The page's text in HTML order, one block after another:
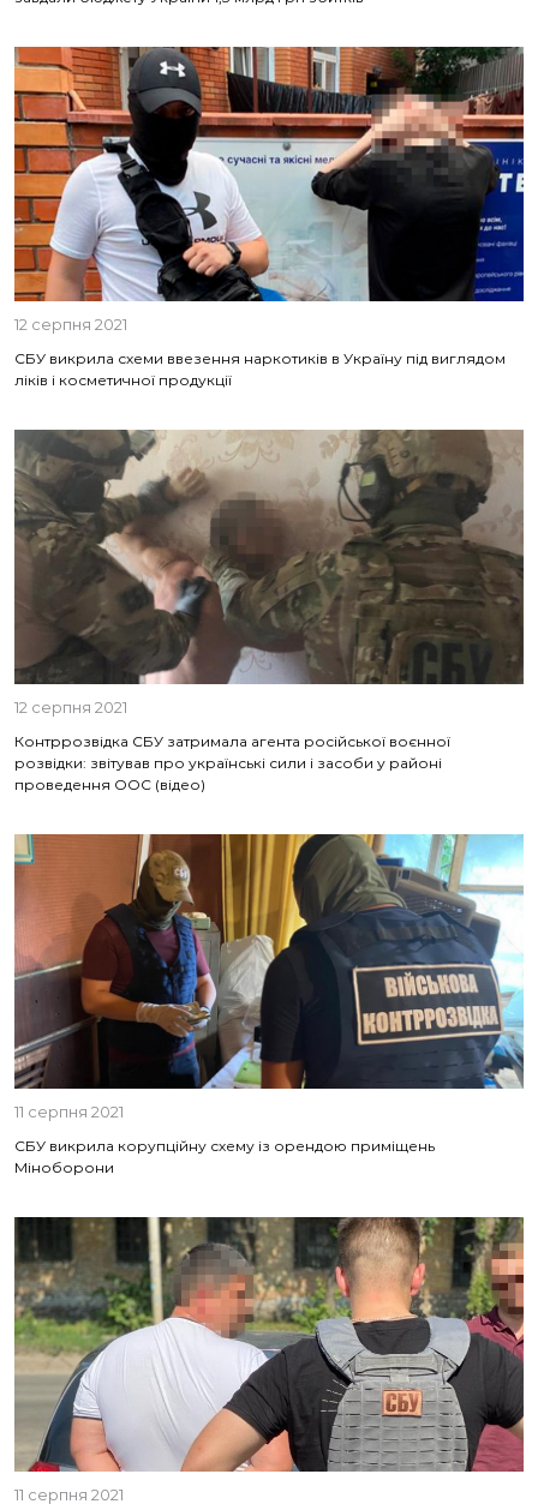
12 серпня 2021
СБУ викрила схеми ввезення наркотиків в Україну під виглядом
ліків і косметичної продукції
12 серпня 2021
Контррозвідка СБУ затримала агента російської воєнної
розвідки: звітував про українські сили і засоби у районі
проведення ООС (відео)
11 серпня 2021
СБУ викрила корупційну схему із орендою приміщень
Міноборони
11 серпня 2021